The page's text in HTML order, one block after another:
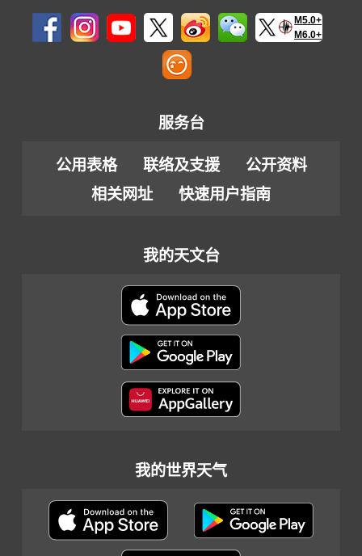
M5.0+
M6.0+
服务台
公用表格 联络及支援
公开资料
相关网址
快速用户指南
我的天文台
我的世界天气